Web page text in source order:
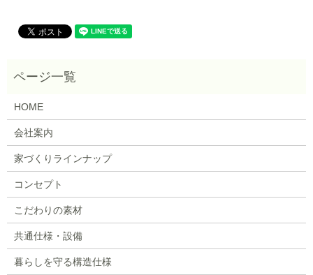
HOME
会社案内
家づくりラインナップ
コンセプト
こだわりの素材
共通仕様・設備
暮らしを守る構造仕様